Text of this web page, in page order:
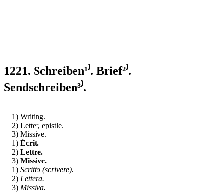
1221. Schreiben¹⁾. Brief²⁾.
Sendschreiben³⁾.
1) Writing.
2) Letter, epistle.
3) Missive.
1) Écrit.
2) Lettre.
3) Missive.
1) Scritto (scrivere).
2) Lettera.
3) Missiva.